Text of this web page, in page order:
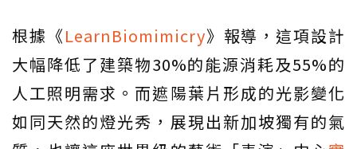
根據《LearnBiomimicry》報導，這項設計
大幅降低了建築物30%的能源消耗及55%的
人工照明需求。而遮陽葉片形成的光影變化
如同天然的燈光秀，展現出新加坡獨有的氣